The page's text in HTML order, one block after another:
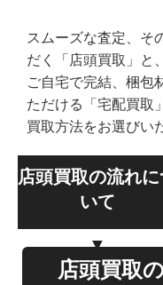
スムーズな査定、そ
だく「店頭買取」と、
ご自宅で完結、梱包
ただける「宅配買取
買取方法をお選びい
店頭買取の流れに
いて
店頭買取